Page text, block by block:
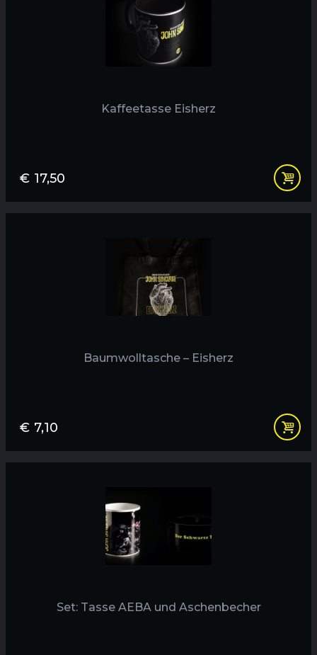
Kaffeetasse Eisherz
€ 17,50
Baumwolltasche – Eisherz
€ 7,10
Set: Tasse AEBA und Aschenbecher